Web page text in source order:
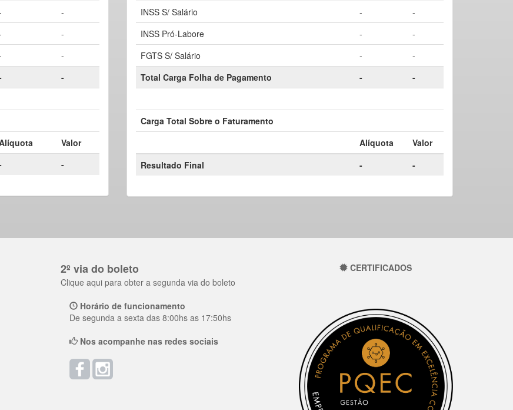
-
-
-
-
Valor
-
INSS S/ Salário
-
-
INSS Pró-Labore
-
-
FGTS S/ Salário
-
-
Total Carga Folha de Pagamento
- -
Carga Total Sobre o Faturamento
Alíquota
Valor
Resultado Final
- -
2º via do boleto
Clique aqui para obter a segunda via do boleto
Horário de funcionamento
De segunda a sexta das 8:00hs as 17:50hs
Nos acompanhe nas redes sociais
CERTIFICADOS